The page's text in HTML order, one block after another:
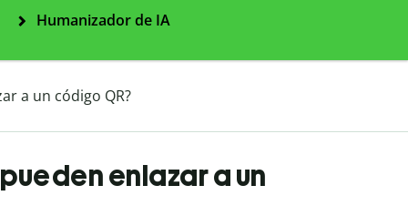
Humanizador de IA
a un código QR?
enlazar a un